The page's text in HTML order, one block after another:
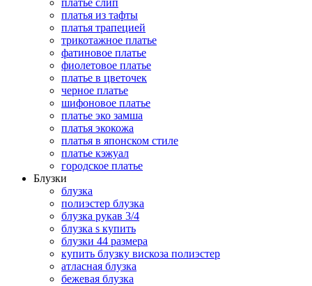
платье слип
платья из тафты
платья трапецией
трикотажное платье
фатиновое платье
фиолетовое платье
платье в цветочек
черное платье
шифоновое платье
платье эко замша
платья экокожа
платья в японском стиле
платье кэжуал
городское платье
Блузки
блузка
полиэстер блузка
блузка рукав 3/4
блузка s купить
блузки 44 размера
купить блузку вискоза полиэстер
атласная блузка
бежевая блузка